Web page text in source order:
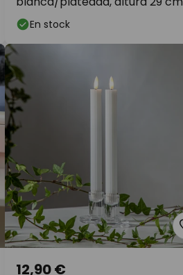
En stock
12,90 €